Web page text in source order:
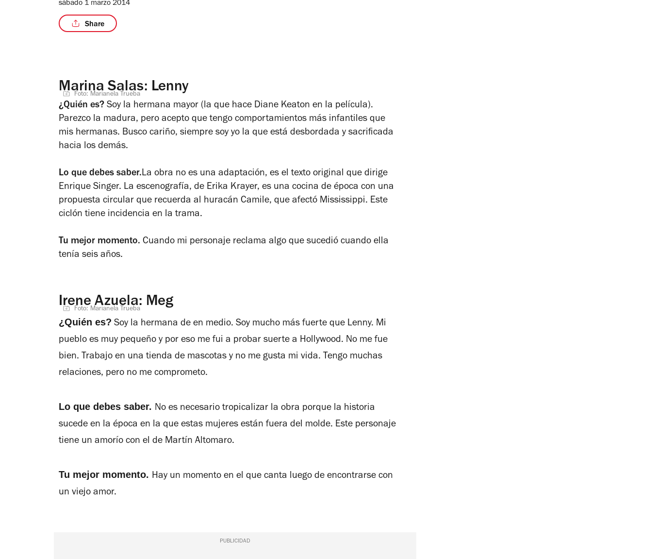
sábado 1 marzo 2014
Share
Marina Salas: Lenny
Foto: Marianela Trueba
¿Quién es? Soy la hermana mayor (la que hace Diane Keaton en la película).
Parezco la madura, pero acepto que tengo comportamientos más infantiles que
mis hermanas. Busco cariño, siempre soy yo la que está desbordada y sacrificada
hacia los demás.
Lo que debes saber.La obra no es una adaptación, es el texto original que dirige
Enrique Singer. La escenografía, de Erika Krayer, es una cocina de época con una
propuesta circular que recuerda al huracán Camile, que afectó Mississippi. Este
ciclón tiene incidencia en la trama.
Tu mejor momento. Cuando mi personaje reclama algo que sucedió cuando ella
tenía seis años.
Irene Azuela: Meg
Foto: Marianela Trueba
¿Quién es? Soy la hermana de en medio. Soy mucho más fuerte que Lenny. Mi
pueblo es muy pequeño y por eso me fui a probar suerte a Hollywood. No me fue
bien. Trabajo en una tienda de mascotas y no me gusta mi vida. Tengo muchas
relaciones, pero no me comprometo.
Lo que debes saber. No es necesario tropicalizar la obra porque la historia
sucede en la época en la que estas mujeres están fuera del molde. Este personaje
tiene un amorío con el de Martín Altomaro.
Tu mejor momento. Hay un momento en el que canta luego de encontrarse con
un viejo amor.
PUBLICIDAD